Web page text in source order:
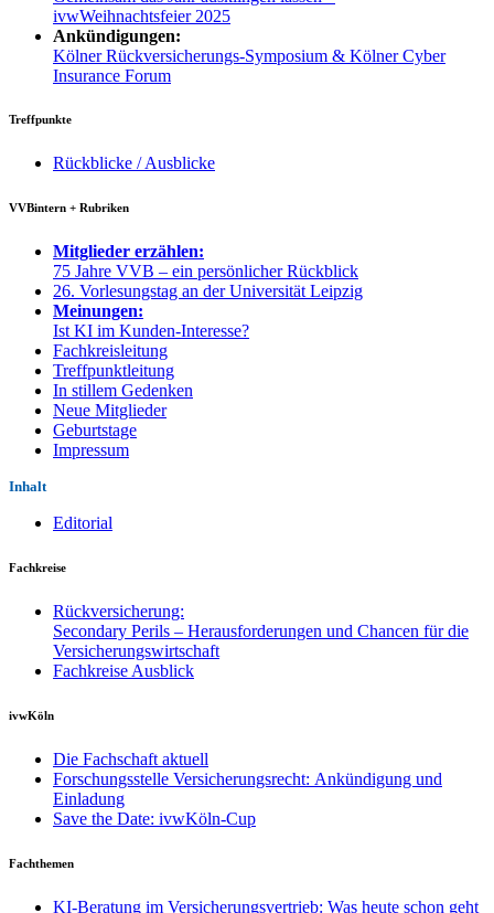
ivwWeihnachtsfeier 2025
Ankündigungen:
Kölner Rückversicherungs-Symposium & Kölner Cyber
Insurance Forum
Treffpunkte
Rückblicke / Ausblicke
VVBintern + Rubriken
Mitglieder erzählen:
75 Jahre VVB – ein persönlicher Rückblick
26. Vorlesungstag an der Universität Leipzig
Meinungen:
Ist KI im Kunden-Interesse?
Fachkreisleitung
Treffpunktleitung
In stillem Gedenken
Neue Mitglieder
Geburtstage
Impressum
Inhalt
Editorial
Fachkreise
Rückversicherung:
Secondary Perils – Herausforderungen und Chancen für die
Versicherungswirtschaft
Fachkreise Ausblick
ivwKöln
Die Fachschaft aktuell
Forschungsstelle Versicherungsrecht: Ankündigung und
Einladung
Save the Date: ivwKöln-Cup
Fachthemen
KI-Beratung im Versicherungsvertrieb: Was heute schon geht